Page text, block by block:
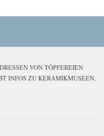
VON TÖPFEREIEN
INFOS ZU KERAMIKMUSEEN,